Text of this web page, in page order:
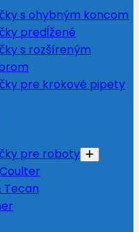
s ohybným koncom
predĺžené
s rozšíreným
pre krokové pipety
pre roboty
Tecan